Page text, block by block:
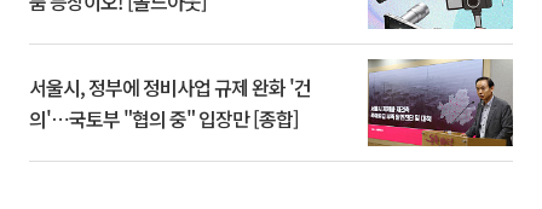
서울시, 정부에 정비사업 규제 완화 '건
의'⋯국토부 "협의 중" 입장만 [종합]